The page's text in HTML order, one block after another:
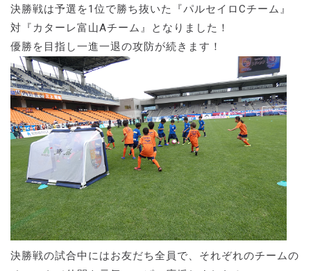
決勝戦は予選を1位で勝ち抜いた『パルセイロCチーム』
対『カターレ富山Aチーム』となりました！
優勝を目指し一進一退の攻防が続きます！
決勝戦の試合中にはお友だち全員で、それぞれのチームの